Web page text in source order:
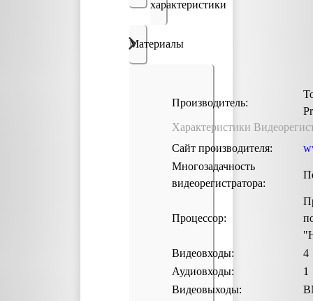
характеристики
Материалы
Производитель:
Характеристики
Сайт производителя:
Многозадачность
видеорегистратора:
Процессор:
Видеовходы:
4
Аудиовходы:
1
Видеовыходы: